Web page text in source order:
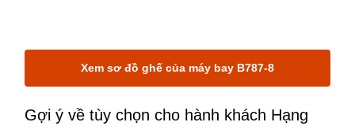
Xem sơ đồ ghế của máy bay B787-8
Gợi ý về tùy chọn cho hành khách Hạng